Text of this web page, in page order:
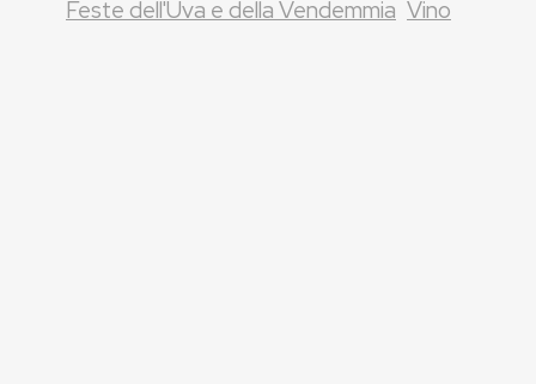
Feste dell'Uva e della Vendemmia Vino